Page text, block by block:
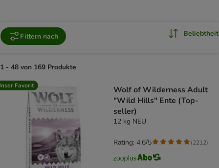
Filtern nach Beliebtheit
1 - 48 von 169 Produkte
product items have been changed
Favorit
Wolf of Wilderness Adult
"Wild Hills" Ente (Top-
seller)
12 kg NEU
Rating: 4.6/5 (2212)